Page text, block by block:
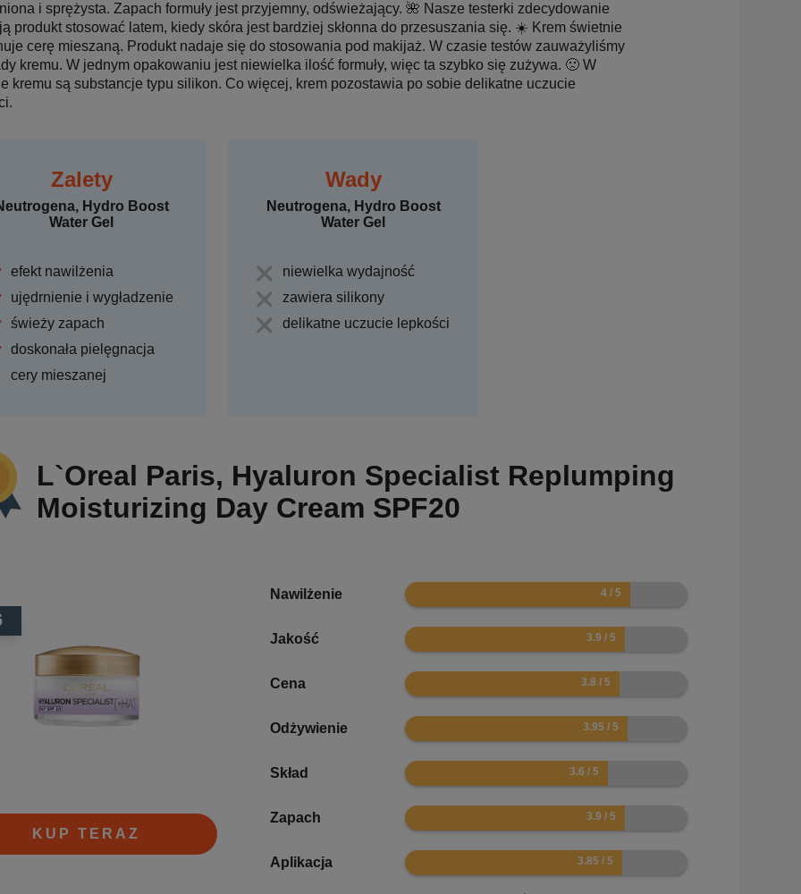
i sprężysta. Zapach formuły jest przyjemny, odświeżający. 🌺 Nasze testerki zdecydowanie
produkt stosować latem, kiedy skóra jest bardziej skłonna do przesuszania się. ☀️ Krem świetnie
cerę mieszaną. Produkt nadaje się do stosowania pod makijaż. W czasie testów zauważyliśmy
kremu. W jednym opakowaniu jest niewielka ilość formuły, więc ta szybko się zużywa. 🙁 W
kremu są substancje typu silikon. Co więcej, krem pozostawia po sobie delikatne uczucie
Zalety
Hydro Boost
Water Gel
efekt nawilżenia
ujędrnienie i wygładzenie
świeży zapach
doskonała pielęgnacja
cery mieszanej
Wady
Neutrogena, Hydro Boost
Water Gel
niewielka wydajność
zawiera silikony
delikatne uczucie lepkości
L`Oreal Paris, Hyaluron Specialist Replumping
Moisturizing Day Cream SPF20
KUP TERAZ
Nawilżenie 8
Jakość 7.8
Cena 7.6
Odżywienie 7.9
Skład 7.2
Zapach 7.8
Aplikacja 7.7